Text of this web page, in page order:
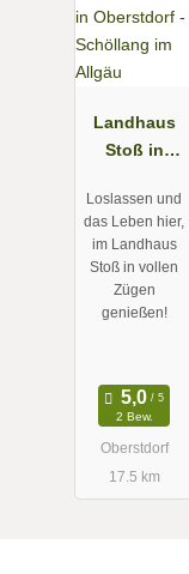
Landhaus
Stoß in
Schöllang
im Allgäu
Loslassen und
das Leben hier,
im Landhaus
Stoß in vollen
Zügen
genießen!
2 Bew.
Oberstdorf
17.5 km